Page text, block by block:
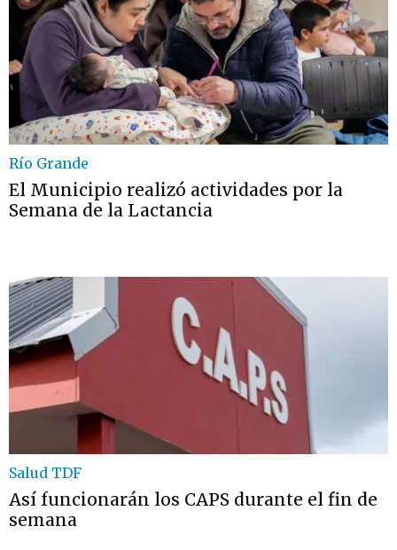
Río Grande
El Municipio realizó actividades por la
Semana de la Lactancia
Salud TDF
Así funcionarán los CAPS durante el fin de
semana